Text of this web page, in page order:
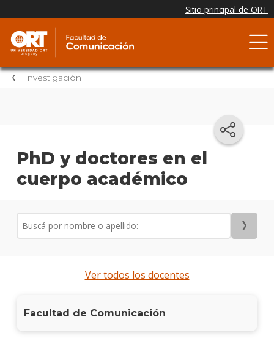
Investigación
PhD y doctores en el
cuerpo académico
Ver todos los docentes
Facultad de Comunicación